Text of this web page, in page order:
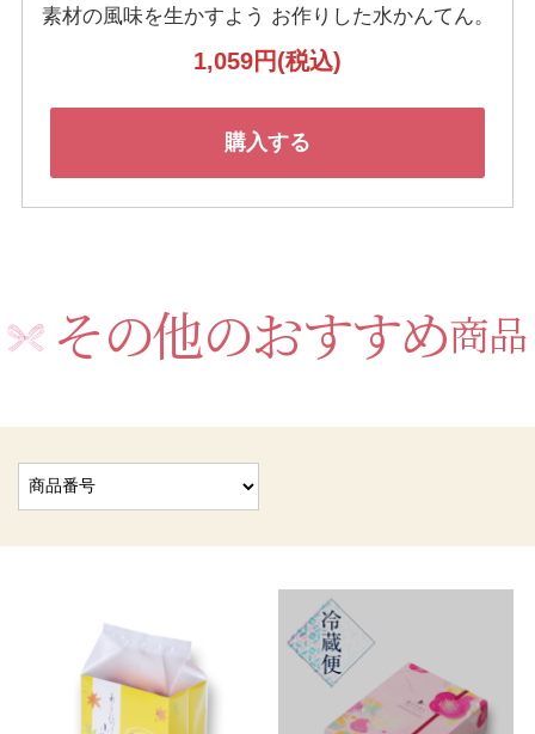
素材の風味を生かすよう お作りした水かんてん。
1,059円(税込)
購入する
その他のおすすめ商品